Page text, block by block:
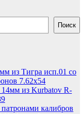
Поиск
из Тигра исп.01 со
7.62х54
14мм из Kurbatov R-
калибров